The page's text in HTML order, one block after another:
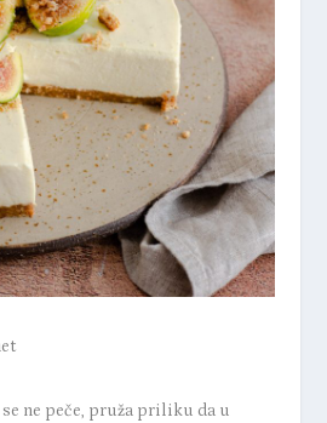
ne peče, pruža priliku da u